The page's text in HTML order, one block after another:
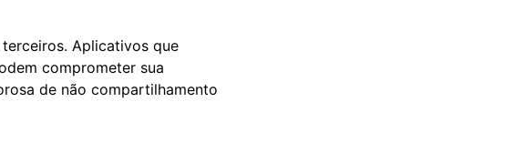
Aplicativos que
comprometer sua
de não compartilhamento